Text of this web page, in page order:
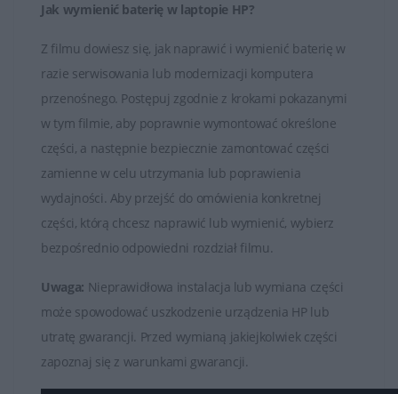
Jak wymienić baterię w laptopie HP?
Z filmu dowiesz się, jak naprawić i wymienić baterię w
razie serwisowania lub modernizacji komputera
przenośnego. Postępuj zgodnie z krokami pokazanymi
w tym filmie, aby poprawnie wymontować określone
części, a następnie bezpiecznie zamontować części
zamienne w celu utrzymania lub poprawienia
wydajności. Aby przejść do omówienia konkretnej
części, którą chcesz naprawić lub wymienić, wybierz
bezpośrednio odpowiedni rozdział filmu.
Uwaga: Nieprawidłowa instalacja lub wymiana części
może spowodować uszkodzenie urządzenia HP lub
utratę gwarancji. Przed wymianą jakiejkolwiek części
zapoznaj się z warunkami gwarancji.